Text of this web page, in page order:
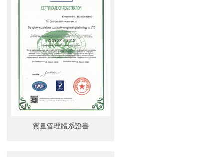
質量管理體系證書